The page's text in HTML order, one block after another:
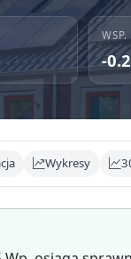
WSP.
-
Wykresy